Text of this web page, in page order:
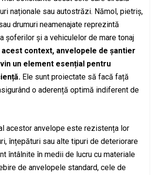
naționale sau autostrăzi. Nămol, pietriș,
drumuri neamenajate reprezintă
șoferilor și a vehiculelor de mare tonaj
acest context, anvelopele de șantier
un element esențial pentru
Ele sunt proiectate să facă față
o aderență optimă indiferent de
acestor anvelope este rezistența lor
înțepături sau alte tipuri de deteriorare
întâlnite în medii de lucru cu materiale
de anvelopele standard, cele de